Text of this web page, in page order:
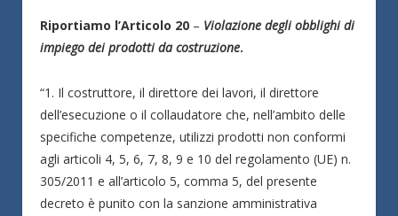
Riportiamo l’Articolo 20 – Violazione degli obblighi di
impiego dei prodotti da costruzione.
“1. Il costruttore, il direttore dei lavori, il direttore
dell’esecuzione o il collaudatore che, nell’ambito delle
specifiche competenze, utilizzi prodotti non conformi
agli articoli 4, 5, 6, 7, 8, 9 e 10 del regolamento (UE) n.
305/2011 e all’articolo 5, comma 5, del presente
decreto è punito con la sanzione amministrativa